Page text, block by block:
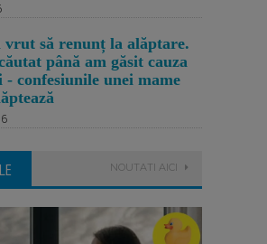
vrut să renunț la alăptare.
până am găsit cauza
confesiunile unei mame
NOUTATI AICI